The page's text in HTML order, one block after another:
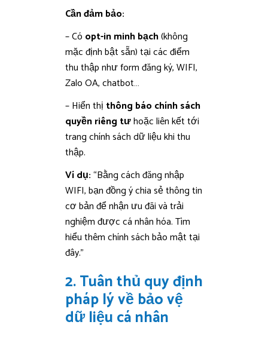
Cần đảm bảo:
– Có opt-in minh bạch(không
mặc định bật sẵn) tại các điểm
thu thập như form đăng ký, WIFI,
Zalo OA, chatbot…
– Hiển thị thông báo chính sách
quyền riêng tưhoặc liên kết tới
trang chính sách dữ liệu khi thu
thập.
Ví dụ:“Bằng cách đăng nhập
WIFI, bạn đồng ý chia sẻ thông tin
cơ bản để nhận ưu đãi và trải
nghiệm được cá nhân hóa. Tìm
hiểu thêm chính sách bảo mật tại
đây.”
2. Tuân thủ quy định
pháp lý về bảo vệ
dữ liệu cá nhân